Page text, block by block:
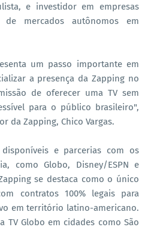
e investidor em empresas
mercados autônomos em
um passo importante em
a presença da Zapping no
de oferecer uma TV sem
para o público brasileiro",
da Zapping, Chico Vargas.
disponíveis e parcerias com os
como Globo, Disney/ESPN e
se destaca como o único
contratos 100% legais para
em território latino-americano.
TV Globo em cidades como São